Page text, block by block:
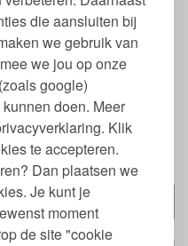
die aansluiten bij
we gebruik van
we jou op onze
google)
doen. Meer
Klik
te accepteren.
Dan plaatsen we
Je kunt je
moment
de site "cookie
Bento Flex+ RVS
Brotbox
Flex+ Lekdichte RVS
sluit